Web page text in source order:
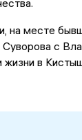
на месте
Суворова с
жизни в